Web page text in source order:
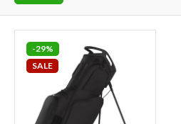
-29%
SALE